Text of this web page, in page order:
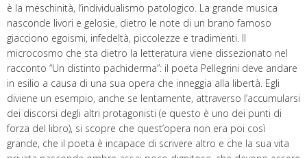
è la meschinità, l’individualismo patologico. La grande musica
nasconde livori e gelosie, dietro le note di un brano famoso
giacciono egoismi, infedeltà, piccolezze e tradimenti. Il
microcosmo che sta dietro la letteratura viene dissezionato nel
racconto “Un distinto pachiderma”: il poeta Pellegrini deve andare
in esilio a causa di una sua opera che inneggia alla libertà. Egli
diviene un esempio, anche se lentamente, attraverso l’accumularsi
dei discorsi degli altri protagonisti (e questo è uno dei punti di
forza del libro), si scopre che quest’opera non era poi così
grande, che il poeta è incapace di scrivere altro e che la sua vita